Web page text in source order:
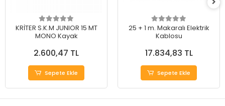
KRİTER S.K.M JUNIOR 15 MT
MONO Kayak
2.600,47 TL
Sepete Ekle
25 + 1 m. Makaralı Elektrik
Kablosu
17.834,83 TL
Sepete Ekle